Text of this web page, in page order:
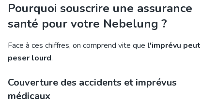
Pourquoi souscrire une assurance
santé pour votre Nebelung ?
Face à ces chiffres, on comprend vite que l'imprévu peut
peser lourd.
Couverture des accidents et imprévus
médicaux